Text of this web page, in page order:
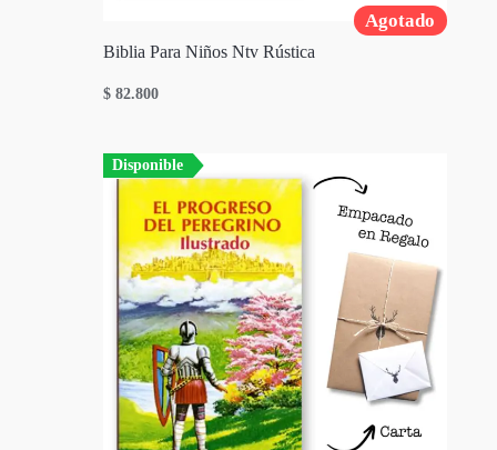
Agotado
Biblia Para Niños Ntv Rústica
$ 82.800
Disponible